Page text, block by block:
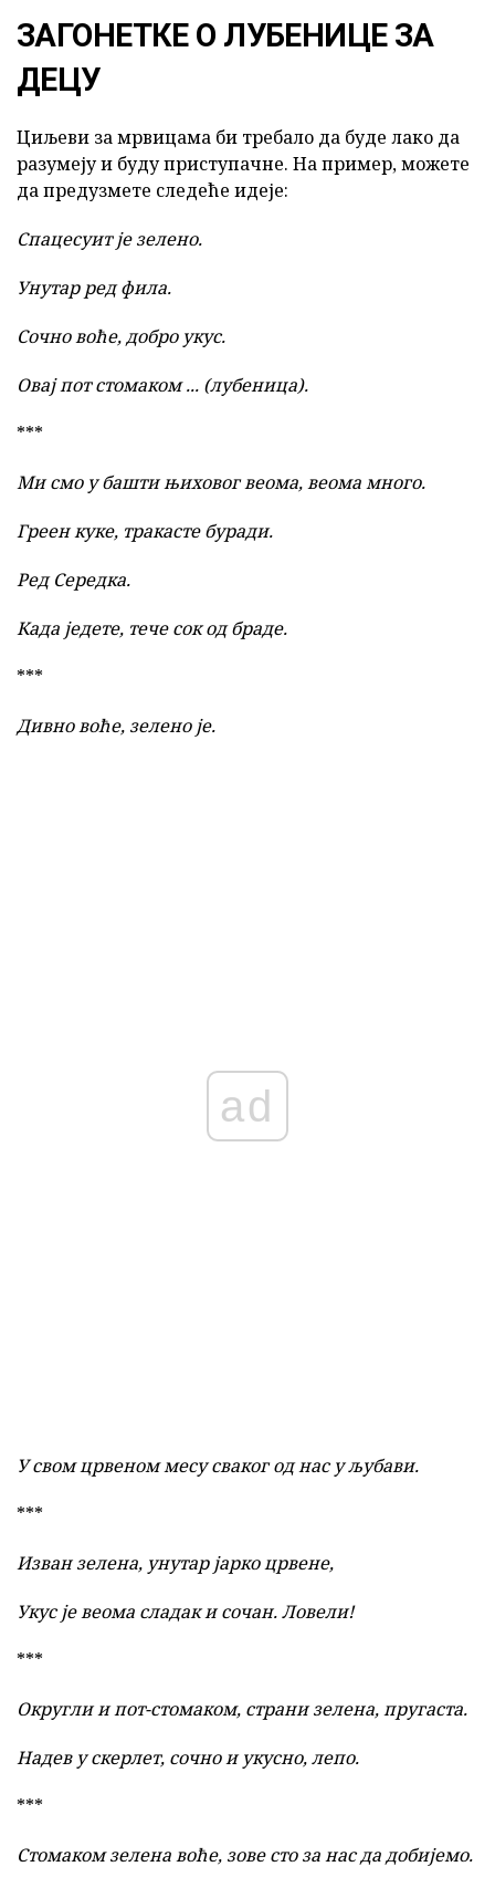
ЗАГОНЕТКЕ О ЛУБЕНИЦЕ ЗА
ДЕЦУ
Циљеви за мрвицама би требало да буде лако да
разумеју и буду приступачне. На пример, можете
да предузмете следеће идеје:
Спацесуит је зелено.
Унутар ред фила.
Сочно воће, добро укус.
Овај пот стомаком ... (лубеница).
***
Ми смо у башти њиховог веома, веома много.
Греен куке, тракасте буради.
Ред Середка.
Када једете, тече сок од браде.
***
Дивно воће, зелено је.
ad
У свом црвеном месу сваког од нас у љубави.
***
Изван зелена, унутар јарко црвене,
Укус је веома сладак и сочан.Ловели!
***
Округли и пот-стомаком, страни зелена, пругаста.
Надев у скерлет, сочно и укусно, лепо.
***
Стомаком зелена воће, зове сто за нас да добијемо.